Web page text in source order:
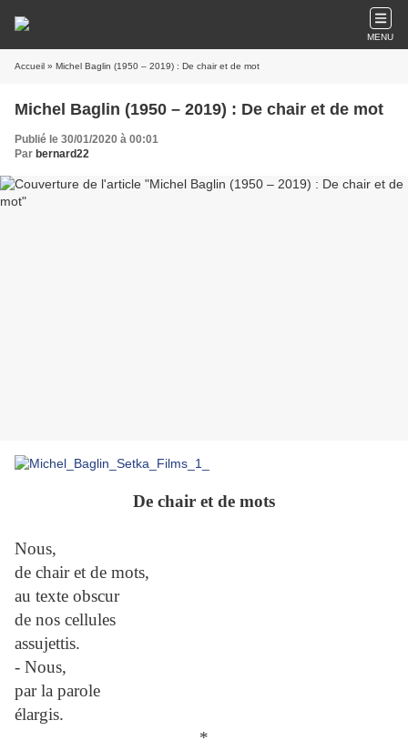
MENU
Accueil » Michel Baglin (1950 – 2019) : De chair et de mot
Michel Baglin (1950 – 2019) : De chair et de mot
Publié le 30/01/2020 à 00:01
Par bernard22
De chair et de mots
Nous,
de chair et de mots,
au texte obscur
de nos cellules
assujettis.
- Nous,
par la parole
élargis.
*